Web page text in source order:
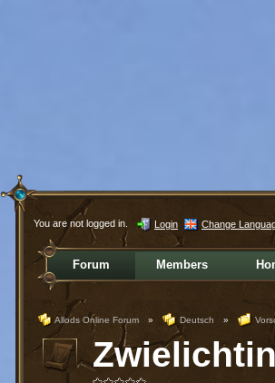
You are not logged in. Login Change
Forum Members
Allods Online Forum » Deutsch »